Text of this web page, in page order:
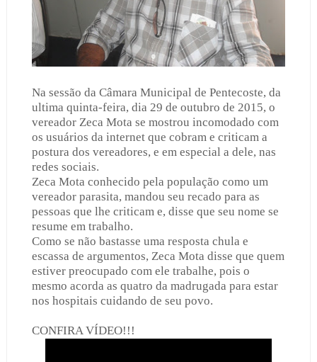
Na sessão da Câmara Municipal de Pentecoste, da
ultima quinta-feira, dia 29 de outubro de 2015, o
vereador Zeca Mota se mostrou incomodado com
os usuários da internet que cobram e criticam a
postura dos vereadores, e em especial a dele, nas
redes sociais.
Zeca Mota conhecido pela população como um
vereador parasita, mandou seu recado para as
pessoas que lhe criticam e, disse que seu nome se
resume em trabalho.
Como se não bastasse uma resposta chula e
escassa de argumentos, Zeca Mota disse que quem
estiver preocupado com ele trabalhe, pois o
mesmo acorda as quatro da madrugada para estar
nos hospitais cuidando de seu povo.
CONFIRA VÍDEO!!!